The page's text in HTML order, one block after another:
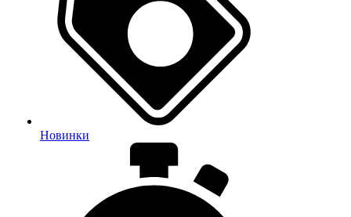
Новинки